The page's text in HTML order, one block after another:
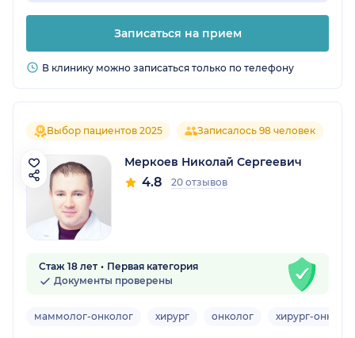
Записаться на прием
В клинику можно записаться только по телефону
Выбор пациентов 2025 Записалось 98 человек
Меркоев Николай Сергеевич
4.8 20 отзывов
Стаж 18 лет
Первая категория
Документы проверены
маммолог-онколог хирург онколог хирург-онколог